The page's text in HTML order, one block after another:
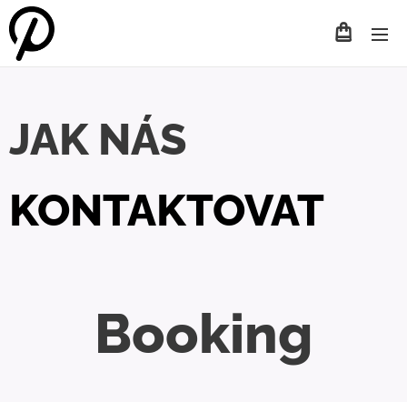
JAK NÁS
KONTAKTOVAT
Booking